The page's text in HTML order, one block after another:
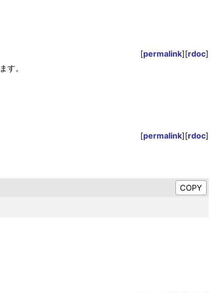
[permalink][rdoc]
す。
[permalink][rdoc]